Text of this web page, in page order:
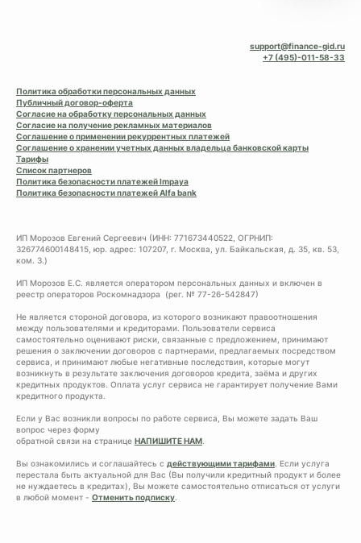
support@finance-gid.ru
+7 (495)-011-58-33
Политика обработки персональных данных
Публичный договор-оферта
Согласие на обработку персональных данных
Согласие на получение рекламных материалов
Соглашение о применении рекуррентных платежей
Соглашение о хранении учетных данных владельца банковской карты
Тарифы
Список партнеров
Политика безопасности платежей Impaya
Политика безопасности платежей Alfa bank
ИП Морозов Евгений Сергеевич (ИНН: 771673440522, ОГРНИП:
326774600148415, юр. адрес: 107207, г. Москва, ул. Байкальская, д. 35, кв. 53,
ком. 3.)
ИП Морозов Е.С. является оператором персональных данных и включен в
реестр операторов Роскомнадзора (рег. № 77-26-542847)
Не является стороной договора, из которого возникают правоотношения
между пользователями и кредиторами. Пользователи сервиса
самостоятельно оценивают риски, связанные с предложением, принимают
решения о заключении договоров с партнерами, предлагаемых посредством
сервиса, и принимают любые негативные последствия, которые могут
возникнуть в результате заключения договоров кредита, заёма и других
кредитных продуктов. Оплата услуг сервиса не гарантирует получение Вами
кредитного продукта.
Если у Вас возникли вопросы по работе сервиса, Вы можете задать Ваш
вопрос через форму
обратной связи на странице НАПИШИТЕ НАМ.
Вы ознакомились и соглашайтесь с действующими тарифами. Если услуга
перестала быть актуальной для Вас (Вы получили кредитный продукт и более
не нуждаетесь в кредитах), Вы можете самостоятельно отписаться от услуги
в любой момент - Отменить подписку.